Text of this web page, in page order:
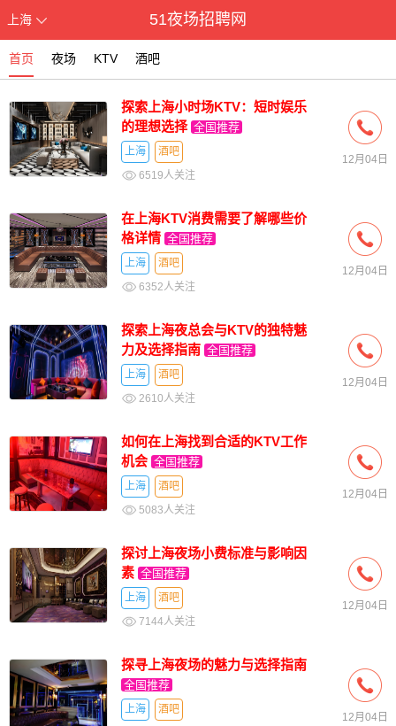
上海 51夜场招聘网
首页 夜场 KTV 酒吧
探索上海小时场KTV：短时娱乐
的理想选择 全国推荐
上海
酒吧
6519人关注
12月04日
在上海KTV消费需要了解哪些价
格详情 全国推荐
上海
酒吧
6352人关注
12月04日
探索上海夜总会与KTV的独特魅
力及选择指南 全国推荐
上海
酒吧
2610人关注
12月04日
如何在上海找到合适的KTV工作
机会 全国推荐
上海
酒吧
5083人关注
12月04日
探讨上海夜场小费标准与影响因
素 全国推荐
上海
酒吧
7144人关注
12月04日
探寻上海夜场的魅力与选择指南
全国推荐
上海
酒吧
12月04日